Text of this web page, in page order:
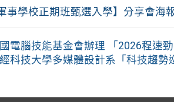
事學校正期班甄選入學】分享會海
電腦技能基金會辦理 「2026程速
科技大學多媒體設計系「科技趨勢